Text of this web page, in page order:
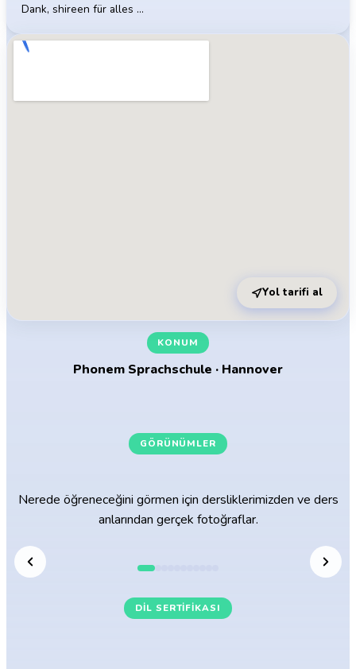
Dank, shireen für alles …
Yol tarifi al
KONUM
Phonem Sprachschule · Hannover
GÖRÜNÜMLER
Nerede öğreneceğini görmen için dersliklerimizden ve ders
anlarından gerçek fotoğraflar.
DIL SERTIFIKASI